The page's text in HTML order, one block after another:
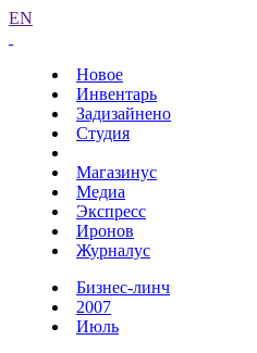
EN
Новое
Инвентарь
Задизайнено
Студия
Магазинус
Медиа
Экспресс
Иронов
Журналус
Бизнес-линч
2007
Июль